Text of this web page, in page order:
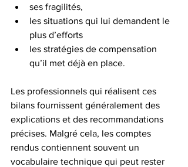
ses fragilités,
les situations qui lui demandent le
plus d’efforts
les stratégies de compensation
qu’il met déjà en place.
Les professionnels qui réalisent ces
bilans fournissent généralement des
explications et des recommandations
précises. Malgré cela, les comptes
rendus contiennent souvent un
vocabulaire technique qui peut rester